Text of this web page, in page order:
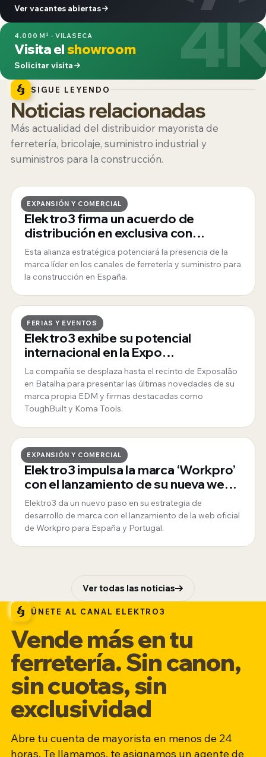
Ver vacantes abiertas
4.000 M² · VILASECA
Visita elshowroom
Solicitar visita
SIGUE LEYENDO
Noticias relacionadas
Más actualidad del distribuidor mayorista de
ferretería, bricolaje, suministro industrial y
suministros para la construcción.
EXPANSIÓN Y COMERCIAL
19 · JUNIO · 2026
Elektro3 firma un acuerdo de
distribución en exclusiva con
ToughBuilt
Esta alianza estratégica potenciará la presencia de la
marca líder en los canales de ferretería y suministro para
la construcción en España.
FERIAS Y EVENTOS
27 · MAYO · 2026
Elektro3 exhibe su potencial
internacional en la Expo
Mosqueteiros de Portugal
La compañía se desplaza hasta el recinto de Exposalão
en Batalha para presentar las últimas novedades de su
marca propia EDM y firmas destacadas como
ToughBuilt y Koma Tools.
EXPANSIÓN Y COMERCIAL
25 · MAYO · 2026
Elektro3 impulsa la marca ‘Workpro’
con el lanzamiento de su nueva web
oficial para España y Portugal
Elektro3 da un nuevo paso en su estrategia de
desarrollo de marca con el lanzamiento de la web oficial
de Workpro para España y Portugal.
Ver todas las noticias
ÚNETE AL CANAL ELEKTRO3
Vende más en tu
ferretería. Sin canon,
sin cuotas, sin
exclusividad
Abre tu cuenta de mayorista en menos de 24
horas. Te llamamos, te asignamos un agente de